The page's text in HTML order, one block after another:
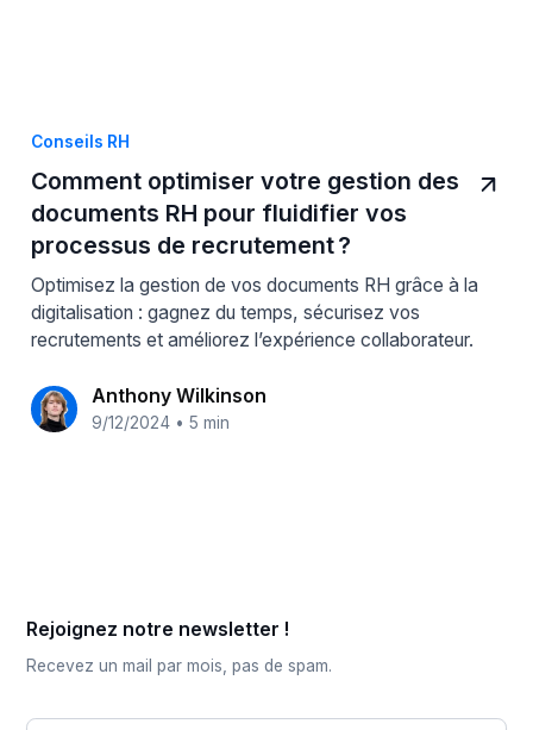
Conseils RH
Comment optimiser votre gestion des
documents RH pour fluidifier vos
processus de recrutement ?
Optimisez la gestion de vos documents RH grâce à la
digitalisation : gagnez du temps, sécurisez vos
recrutements et améliorez l’expérience collaborateur.
Anthony Wilkinson
9/12/2024 • 5 min
Rejoignez notre newsletter !
Recevez un mail par mois, pas de spam.